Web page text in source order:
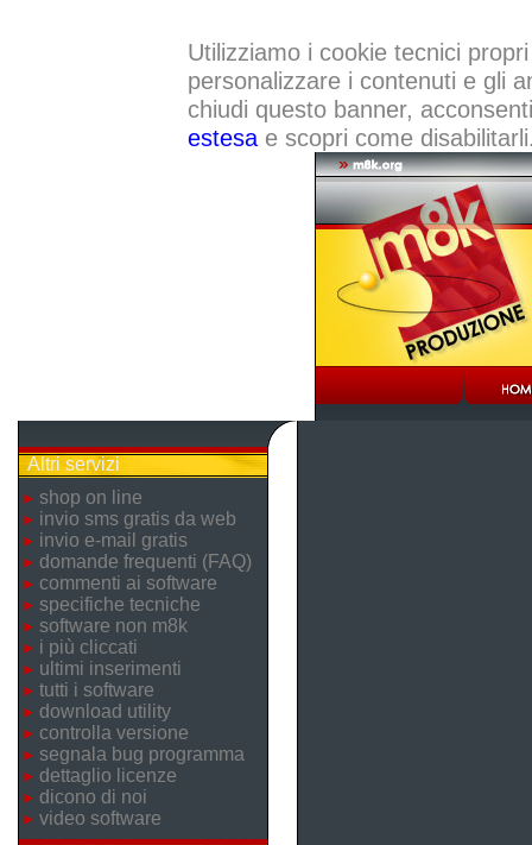
Utilizziamo i cookie tecnici
personalizzare i contenuti e gli
chiudi questo banner,
estesae scopri come
Altri servizi
shop on line
invio sms gratis da web
invio e-mail gratis
domande frequenti (FAQ)
commenti ai software
specifiche tecniche
software non m8k
i più cliccati
ultimi inserimenti
tutti i software
download utility
controlla versione
segnala bug programma
dettaglio licenze
dicono di noi
video software